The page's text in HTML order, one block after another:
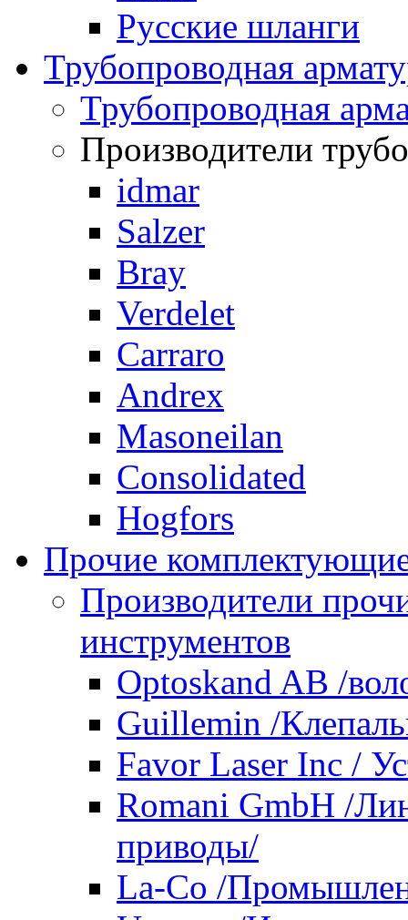
Русские шланги
Трубопроводная
Трубопроводная
Производители
idmar
Salzer
Bray
Verdelet
Carraro
Andrex
Masoneilan
Consolidated
Hogfors
Прочие
Производители
инструментов
Optoskand AB /
Guillemin /
Favor Laser Inc /
Romani GmbH /
приводы/
La-Co /